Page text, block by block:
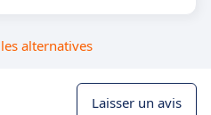
alternatives
Laisser un avis